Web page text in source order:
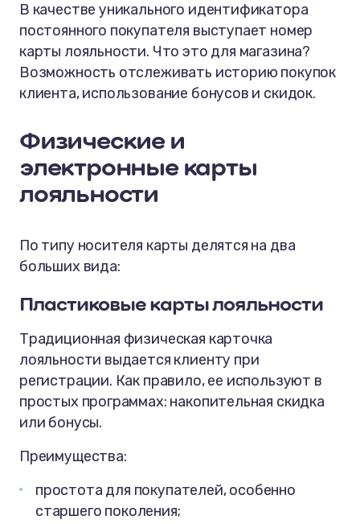
В качестве уникального идентификатора
постоянного покупателя выступает номер
карты лояльности. Что это для магазина?
Возможность отслеживать историю покупок
клиента, использование бонусов и скидок.
Физические и
электронные карты
лояльности
По типу носителя карты делятся на два
больших вида:
Пластиковые карты лояльности
Традиционная физическая карточка
лояльности выдается клиенту при
регистрации. Как правило, ее используют в
простых программах: накопительная скидка
или бонусы.
Преимущества:
простота для покупателей, особенно
старшего поколения;